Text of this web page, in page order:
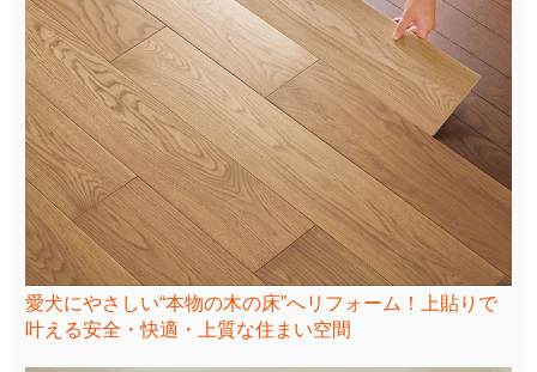
愛犬にやさしい“本物の木の床”へリフォーム！上貼りで
叶える安全・快適・上質な住まい空間